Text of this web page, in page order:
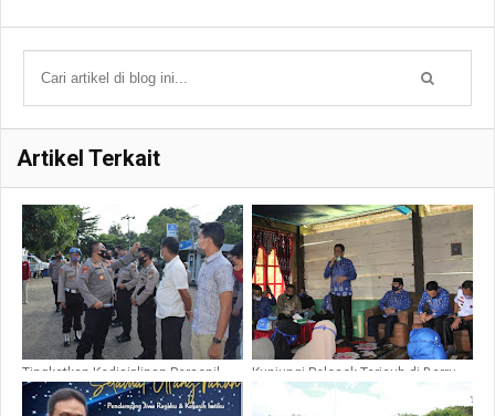
Artikel Terkait
Tingkatkan Kedisiplinan Personil,
Kabid Propam Polda Sulsel Gelar
Gaktiplin di Polres Barru
Kunjungi Pelosok Terjauh di Barru,
Suardi Saleh Syukuran Panen